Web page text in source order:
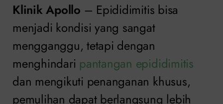
Klinik Apollo – Epididimitis bisa
menjadi kondisi yang sangat
mengganggu, tetapi dengan
menghindari pantangan epididimitis
dan mengikuti penanganan khusus,
pemulihan dapat berlangsung lebih